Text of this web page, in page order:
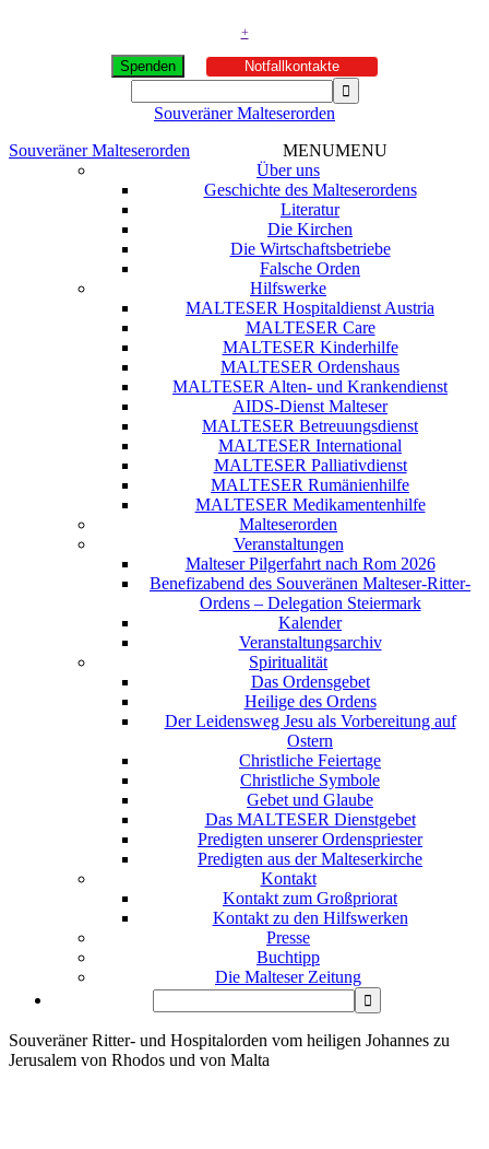
+
Spenden Notfallkontakte
Souveräner Malteserorden
Souveräner Malteserorden
MENUMENU
Über uns
Geschichte des Malteserordens
Literatur
Die Kirchen
Die Wirtschaftsbetriebe
Falsche Orden
Hilfswerke
MALTESER Hospitaldienst Austria
MALTESER Care
MALTESER Kinderhilfe
MALTESER Ordenshaus
MALTESER Alten- und Krankendienst
AIDS-Dienst Malteser
MALTESER Betreuungsdienst
MALTESER International
MALTESER Palliativdienst
MALTESER Rumänienhilfe
MALTESER Medikamentenhilfe
Malteserorden
Veranstaltungen
Malteser Pilgerfahrt nach Rom 2026
Benefizabend des Souveränen Malteser-Ritter-
Ordens – Delegation Steiermark
Kalender
Veranstaltungsarchiv
Spiritualität
Das Ordensgebet
Heilige des Ordens
Der Leidensweg Jesu als Vorbereitung auf
Ostern
Christliche Feiertage
Christliche Symbole
Gebet und Glaube
Das MALTESER Dienstgebet
Predigten unserer Ordenspriester
Predigten aus der Malteserkirche
Kontakt
Kontakt zum Großpriorat
Kontakt zu den Hilfswerken
Presse
Buchtipp
Die Malteser Zeitung
Souveräner Ritter- und Hospitalorden vom heiligen Johannes zu
Jerusalem von Rhodos und von Malta